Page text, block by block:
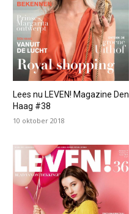
Lees nu LEVEN! Magazine Den
Haag #38
10 oktober 2018